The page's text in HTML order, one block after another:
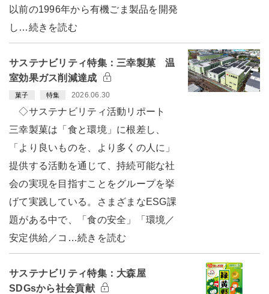
以前の1996年から有機ごま製品を開発
し…続きを読む
サステナビリティ特集：三幸製菓 温
室効果ガス削減達成
菓子 特集 2026.06.30
◇サステナビリティ活動リポート
三幸製菓は「食と環境」に根差し、
「より良いものを、より多くの人に」
提供する活動を通じて、持続可能な社
会の実現を目指すことをグループを挙
げて実践している。さまざまなESG課
題がある中で、「食の安全」「環境／
安定供給／コ…続きを読む
サステナビリティ特集：大森屋
SDGsから社会貢献